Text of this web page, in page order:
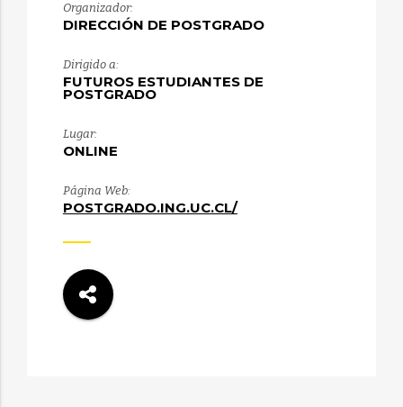
Organizador:
DIRECCIÓN DE POSTGRADO
Dirigido a:
FUTUROS ESTUDIANTES DE
POSTGRADO
Lugar:
ONLINE
Página Web:
POSTGRADO.ING.UC.CL/